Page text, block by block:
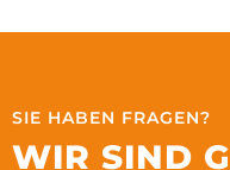
SIE HABEN FRAGEN?
WIR SIND